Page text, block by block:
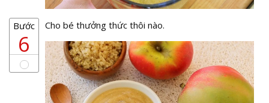
Bước
6
Cho bé thưởng thức thôi nào.